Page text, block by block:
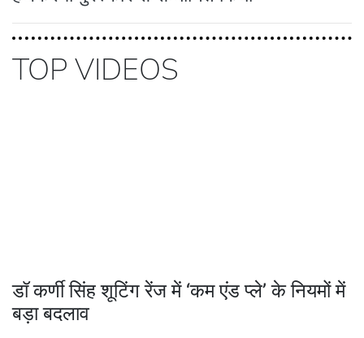
TOP VIDEOS
डॉ कर्णी सिंह शूटिंग रेंज में ‘कम एंड प्ले’ के नियमों में
बड़ा बदलाव